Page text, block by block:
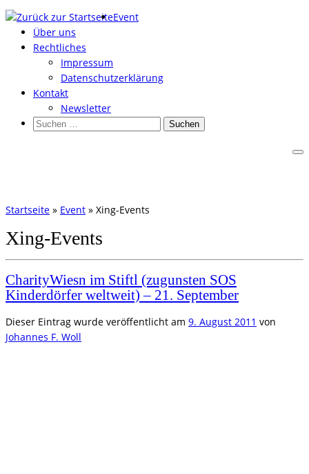
Zum
Inhalt
springen
Event
Über uns
Rechtliches
Impressum
Datenschutzerklärung
Kontakt
Newsletter
Suchen
Startseite » Event » Xing-Events
Xing-Events
CharityWiesn im Stiftl (zugunsten SOS
Kinderdörfer weltweit) – 21. September
Dieser Eintrag wurde veröffentlicht am 9. August 2011 von
Johannes F. Woll